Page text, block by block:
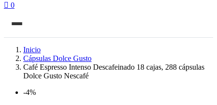
 0
Inicio
Cápsulas Dolce Gusto
Café Espresso Intenso Descafeinado 18 cajas, 288 cápsulas
Dolce Gusto Nescafé
-4%